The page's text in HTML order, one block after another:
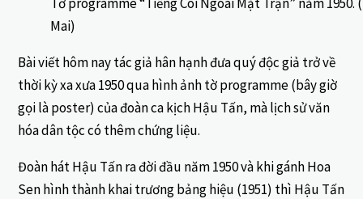
Mai)
Bài viết hôm nay tác giả hân hạnh đưa quý độc giả trở về
thời kỳ xa xưa 1950 qua hình ảnh tờ programme (bây giờ
gọi là poster) của đoàn ca kịch Hậu Tấn, mà lịch sử văn
hóa dân tộc có thêm chứng liệu.
Đoàn hát Hậu Tấn ra đời đầu năm 1950 và khi gánh Hoa
Sen hình thành khai trương bảng hiệu (1951) thì Hậu Tấn